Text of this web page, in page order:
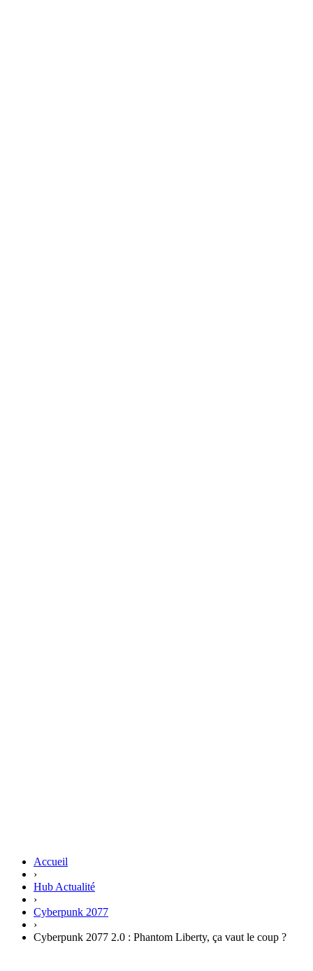
Accueil
›
Hub Actualité
›
Cyberpunk 2077
›
Cyberpunk 2077 2.0 : Phantom Liberty, ça vaut le coup ?